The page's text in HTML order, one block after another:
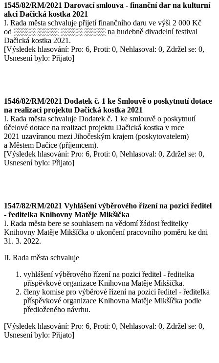
1545/82/RM/2021 Darovací smlouva - finanční dar na kulturní
akci Dačická kostka 2021
I. Rada města schvaluje přijetí finančního daru ve výši 2 000 Kč
od ░░░░ ░░░░ ░░░░ ░░░░ na hudebně divadelní festival
Dačická kostka 2021.
[Výsledek hlasování: Pro: 6, Proti: 0, Nehlasoval: 0, Zdržel se: 0,
Usnesení bylo: Přijato]
1546/82/RM/2021 Dodatek č. 1 ke Smlouvě o poskytnutí dotace
na realizaci projektu Dačická kostka 2021
I. Rada města schvaluje Dodatek č. 1 ke smlouvě o poskytnutí
účelové dotace na realizaci projektu Dačická kostka v roce
2021 uzavíranou mezi Jihočeským krajem (poskytovatelem)
a Městem Dačice (příjemcem).
[Výsledek hlasování: Pro: 6, Proti: 0, Nehlasoval: 0, Zdržel se: 0,
Usnesení bylo: Přijato]
1547/82/RM/2021 Vyhlášení výběrového řízení na pozici ředitel
- ředitelka Knihovny Matěje Mikšíčka
I. Rada města bere se souhlasem na vědomí žádost ředitelky
Knihovny Matěje Mikšíčka o ukončení pracovního poměru ke dni
31. 3. 2022.
II. Rada města schvaluje
vyhlášení výběrového řízení na pozici ředitel - ředitelka
příspěvkové organizace Knihovna Matěje Mikšíčka.
členy komise pro výběrové řízení na pozici ředitel - ředitelka
příspěvkové organizace Knihovna Matěje Mikšíčka podle
předloženého návrhu.
[Výsledek hlasování: Pro: 6, Proti: 0, Nehlasoval: 0, Zdržel se: 0,
Usnesení bylo: Přijato]